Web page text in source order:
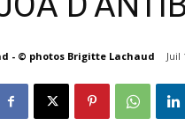
- © photos Brigitte Lachaud Juil